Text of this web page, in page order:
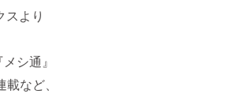
スより
シ通』
など、